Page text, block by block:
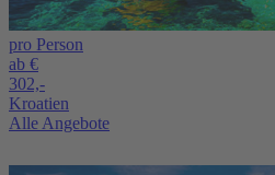
pro Person
ab €
302,-
Kroatien
Alle Angebote